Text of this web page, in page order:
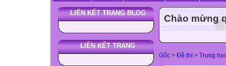
LIÊN KẾT TRANG BLOG
LIÊN KẾT TRANG
Chào mừng
Gốc > Đề thi > Trung